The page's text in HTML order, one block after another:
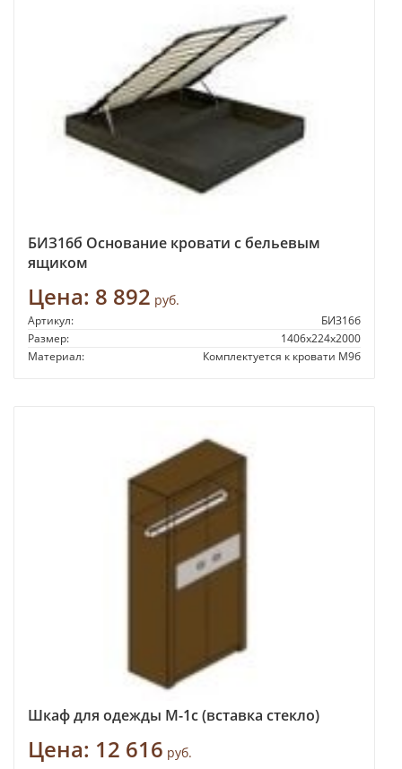
БИЗ16б Основание кровати с бельевым
ящиком
Цена: 8 892 руб.
Артикул:
БИЗ16б
Размер:
1406х224х2000
Материал:
Комплектуется к кровати М9б
Шкаф для одежды М-1с (вставка стекло)
Цена: 12 616 руб.